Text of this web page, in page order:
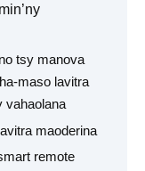
tsy manova
maso lavitra
vahaolana
maoderina
remote